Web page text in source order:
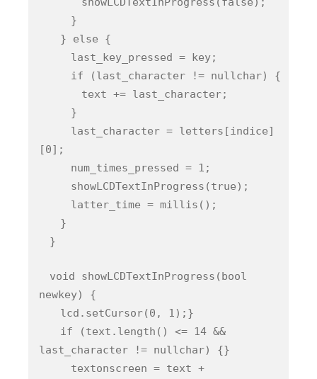
}
} else {
last_key_pressed = key;
if (last_character != nullchar) {
text += last_character;
}
last_character = letters[indice]
[0];
num_times_pressed = 1;
showLCDTextInProgress(true);
latter_time = millis();
}
}
void showLCDTextInProgress(bool
newkey) {
lcd.setCursor(0, 1);}
if (text.length() <= 14 &&
last_character != nullchar) {}
textonscreen = text +